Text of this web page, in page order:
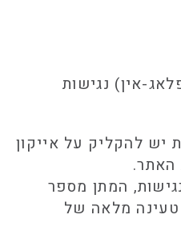
אין) נגישות
יש להקליק על אייקון
האתר.
המתן מספר
מלאה של